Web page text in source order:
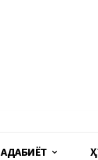
АДАБИЁТ